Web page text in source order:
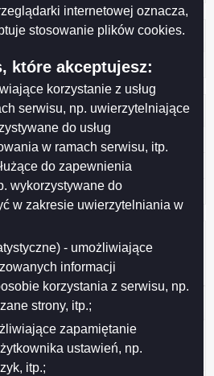
internetowej oznacza,
stosowanie plików cookies.
które akceptujesz:
korzystanie z usług
serwisu, np. uwierzytelniające
do usług
w ramach serwisu, itp.
do zapewnienia
wykorzystywane do
w zakresie uwierzytelniania w
- umożliwiające
informacji
korzystania z serwisu, np.
strony, itp.;
zapamiętanie
ustawień, np.
itp.;